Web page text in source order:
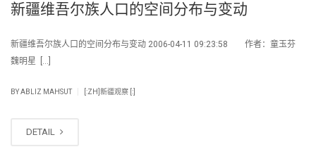
新疆维吾尔族人口的空间分布与变动
新疆维吾尔族人口的空间分布与变动 2006-04-11 09:23:58 作者：童玉芬
魏明星 […]
BYABLIZ MAHSUT [:ZH]新疆观察 [:]
DETAIL